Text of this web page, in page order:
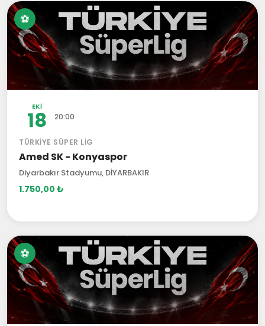
⚽
EKI
18 20:00
TÜRKIYE SÜPER LIG
Amed SK - Konyaspor
Diyarbakır Stadyumu, DİYARBAKIR
1.750,00 ₺
⚽